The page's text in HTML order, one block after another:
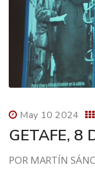
May 10 2024
GETAFE, 8
POR MARTÍN